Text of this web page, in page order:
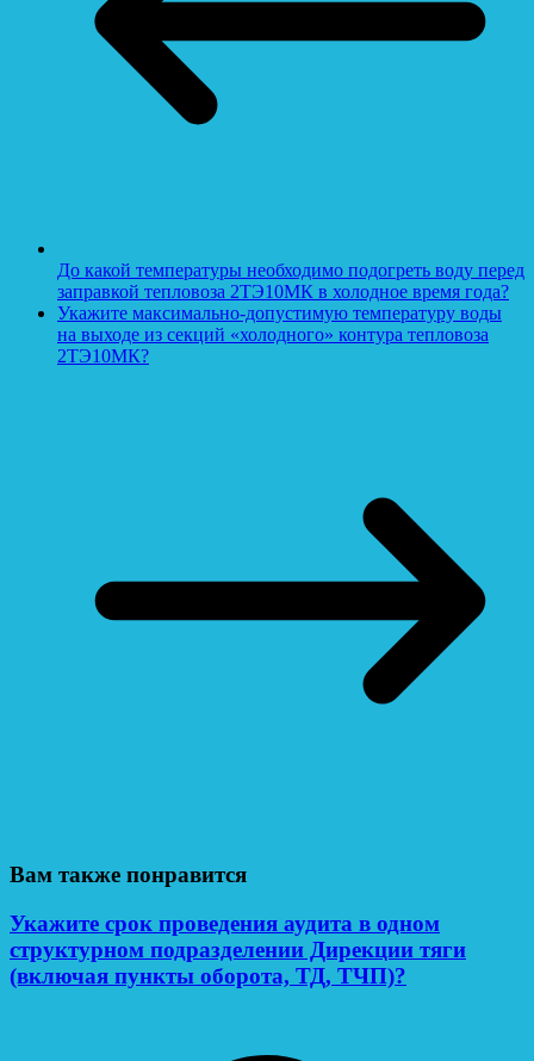
До какой температуры необходимо подогреть воду перед
заправкой тепловоза 2ТЭ10МК в холодное время года?
Укажите максимально-допустимую температуру воды
на выходе из секций «холодного» контура тепловоза
2ТЭ10МК?
Вам также понравится
Укажите срок проведения аудита в одном
структурном подразделении Дирекции тяги
(включая пункты оборота, ТД, ТЧП)?